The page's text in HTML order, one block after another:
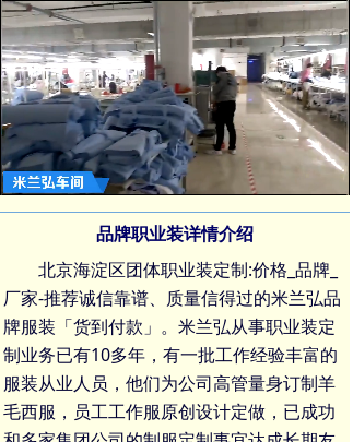
北京海淀区团体职业装定制:价格_品牌_
厂家-推荐诚信靠谱、质量信得过的米兰弘品
牌服装「货到付款」。米兰弘从事职业装定
制业务已有10多年，有一批工作经验丰富的
服装从业人员，他们为公司高管量身订制羊
毛西服 ， 员工工作服原创设计定做，已成功
Mute Loaded
0%
Progress:
0%
品牌职业装详情介绍